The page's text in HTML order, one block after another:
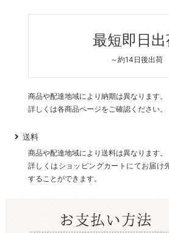
最短即日出
～約14日後出荷
商品や配達地域により納期は異なります。
詳しくは各商品ページをご確認ください。
送料
商品や配達地域により送料は異なります。
詳しくはショッピングカートにてお届け
することができます。